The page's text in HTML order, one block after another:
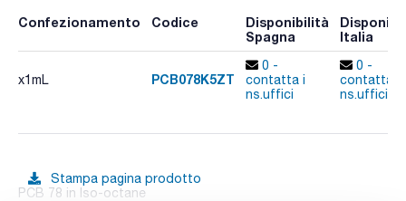
Confezionamento Codice
Disponibilità
Spagna
Italia
x1mL PCB078K5ZT
0 -
contatta i
ns.uffici
0 -
contatta i
ns.uffici
Stampa pagina prodotto
PCB 78 in Iso-octane